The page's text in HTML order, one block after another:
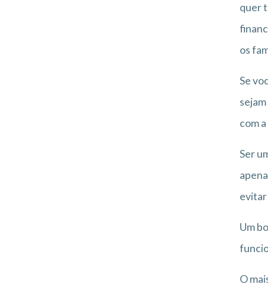
quer
os
Se
com
Ser
evitar
Um
O